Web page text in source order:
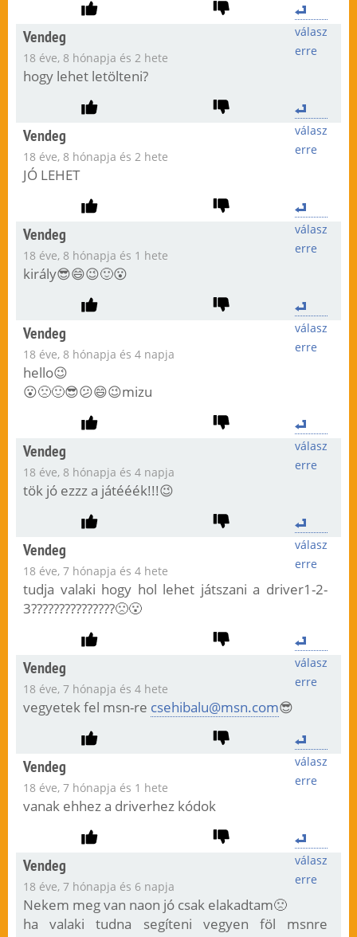
válasz
erre
Vendeg
18 éve, 8 hónapja és 2 hete
hogy lehet letölteni?
válasz
erre
Vendeg
18 éve, 8 hónapja és 2 hete
JÓ LEHET
válasz
erre
Vendeg
18 éve, 8 hónapja és 1 hete
király😎😄😉🙂😮
válasz
erre
Vendeg
18 éve, 8 hónapja és 4 napja
hello😉
😮🙁🙂😎😕😄😉mizu
válasz
erre
Vendeg
18 éve, 8 hónapja és 4 napja
tök jó ezzz a játééék!!!😉
válasz
erre
Vendeg
18 éve, 7 hónapja és 4 hete
tudja valaki hogy hol lehet játszani a driver1-2-
3???????????????🙁😮
válasz
erre
Vendeg
18 éve, 7 hónapja és 4 hete
vegyetek fel msn-re csehibalu@msn.com😎
válasz
erre
Vendeg
18 éve, 7 hónapja és 1 hete
vanak ehhez a driverhez kódok
válasz
erre
Vendeg
18 éve, 7 hónapja és 6 napja
Nekem meg van naon jó csak elakadtam🙁
ha valaki tudna segíteni vegyen föl msnre